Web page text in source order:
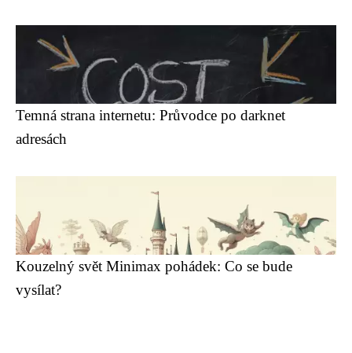
Temná strana internetu: Průvodce po darknet
adresách
Kouzelný svět Minimax pohádek: Co se bude
vysílat?